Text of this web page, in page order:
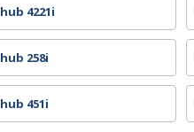
4221i
258i
451i